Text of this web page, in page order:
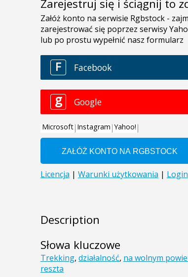
Zarejestruj się i ściągnij to
Description
Słowa kluczowe
Trekking, działalność, na wolnym
reszta